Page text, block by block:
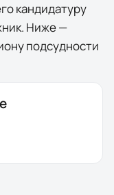
кандидатуру
Ниже —
подсудности